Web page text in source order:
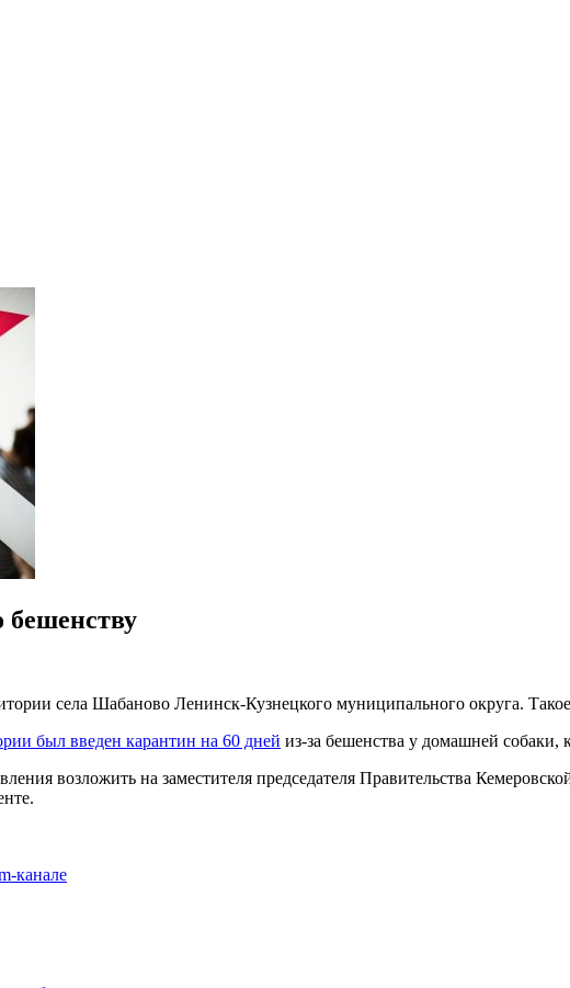
бешенству
села Шабаново Ленинск-Кузнецкого муниципального округа.
был введен карантин на 60 дней из-за бешенства у домашней собаки,
возложить на заместителя председателя Правительства
канале